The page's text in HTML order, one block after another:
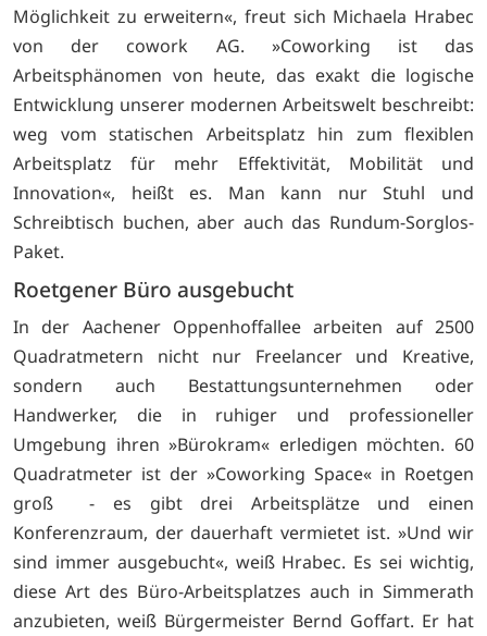
Möglichkeit zu erweitern«, freut sich Michaela Hrabec
von der cowork AG. »Coworking ist das
Arbeitsphänomen von heute, das exakt die logische
Entwicklung unserer modernen Arbeitswelt beschreibt:
weg vom statischen Arbeitsplatz hin zum flexiblen
Arbeitsplatz für mehr Effektivität, Mobilität und
Innovation«, heißt es. Man kann nur Stuhl und
Schreibtisch buchen, aber auch das Rundum-Sorglos-
Paket.
Roetgener Büro ausgebucht
In der Aachener Oppenhoffallee arbeiten auf 2500
Quadratmetern nicht nur Freelancer und Kreative,
sondern auch Bestattungsunternehmen oder
Handwerker, die in ruhiger und professioneller
Umgebung ihren »Bürokram« erledigen möchten. 60
Quadratmeter ist der »Coworking Space« in Roetgen
groß - es gibt drei Arbeitsplätze und einen
Konferenzraum, der dauerhaft vermietet ist. »Und wir
sind immer ausgebucht«, weiß Hrabec. Es sei wichtig,
diese Art des Büro-Arbeitsplatzes auch in Simmerath
anzubieten, weiß Bürgermeister Bernd Goffart. Er hat